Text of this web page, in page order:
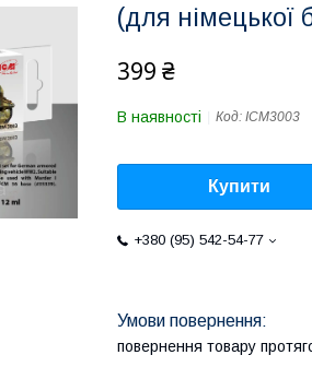
(для німецької
399 ₴
В наявності Код: ICM3003
Купити
+380 (95) 542-54-77
повернення товару